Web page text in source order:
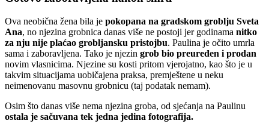
Ova neobična žena bila je pokopana na gradskom groblju Sveta
Ana, no njezina grobnica danas više ne postoji jer godinama nitko
za nju nije plaćao grobljansku pristojbu. Paulina je očito umrla
sama i zaboravljena. Tako je njezin grob bio preuređen i prodan
novim vlasnicima. Njezine su kosti pritom vjerojatno, kao što je u
takvim situacijama uobičajena praksa, premještene u neku
neimenovanu masovnu grobnicu (taj podatak nemam).
Osim što danas više nema njezina groba, od sjećanja na Paulinu
ostala je sačuvana tek jedna jedina fotografija.